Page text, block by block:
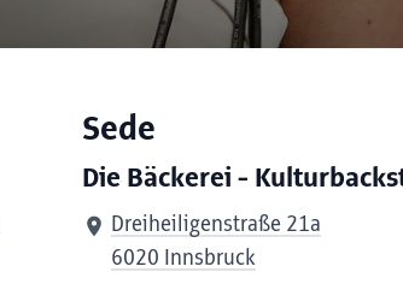
Sede
Die Bäckerei -
Dreiheiligenstraße 21a
6020 Innsbruck